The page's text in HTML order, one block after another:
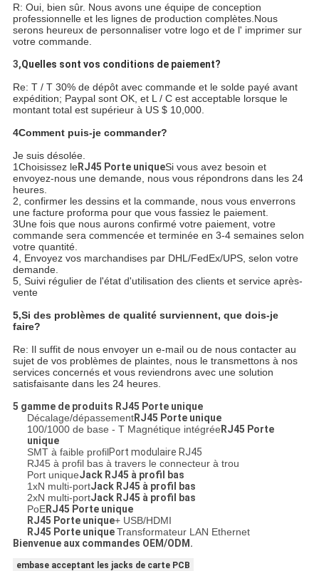
R: Oui, bien sûr. Nous avons une équipe de conception
professionnelle et les lignes de production complètes.Nous
serons heureux de personnaliser votre logo et de l' imprimer sur
votre commande.
3,Quelles sont vos conditions de paiement?
Re: T / T 30% de dépôt avec commande et le solde payé avant
expédition; Paypal sont OK, et L / C est acceptable lorsque le
montant total est supérieur à US $ 10,000.
4Comment puis-je commander?
Je suis désolée.
1Choisissez leRJ45 Porte uniqueSi vous avez besoin et
envoyez-nous une demande, nous vous répondrons dans les 24
heures.
2, confirmer les dessins et la commande, nous vous enverrons
une facture proforma pour que vous fassiez le paiement.
3Une fois que nous aurons confirmé votre paiement, votre
commande sera commencée et terminée en 3-4 semaines selon
votre quantité.
4, Envoyez vos marchandises par DHL/FedEx/UPS, selon votre
demande.
5, Suivi régulier de l'état d'utilisation des clients et service après-
vente
5,Si des problèmes de qualité surviennent, que dois-je
faire?
Re: Il suffit de nous envoyer un e-mail ou de nous contacter au
sujet de vos problèmes de plaintes, nous le transmettons à nos
services concernés et vous reviendrons avec une solution
satisfaisante dans les 24 heures.
5 gamme de produits RJ45 Porte unique
Décalage/dépassementRJ45 Porte unique
100/1000 de base - T Magnétique intégrée RJ45 Porte
unique
SMT à faible profilPort modulaire RJ45
RJ45 à profil bas à travers le connecteur à trou
Port uniqueJack RJ45 à profil bas
1xN multi-portJack RJ45 à profil bas
2xN multi-portJack RJ45 à profil bas
PoERJ45 Porte unique
RJ45 Porte unique+ USB/HDMI
RJ45 Porte uniqueTransformateur LAN Ethernet
Bienvenue aux commandes OEM/ODM.
embase acceptant les jacks de carte PCB